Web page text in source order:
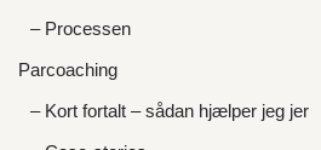
– Processen
Parcoaching
– Kort fortalt – sådan hjælper jeg jer